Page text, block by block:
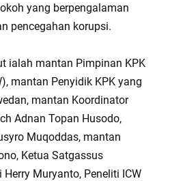
yang berpengalaman
pencegahan korupsi.
ialah mantan Pimpinan KPK
mantan Penyidik KPK yang
mantan Koordinator
Adnan Topan Husodo,
Muqoddas, mantan
Ketua Satgassus
Muryanto, Peneliti ICW